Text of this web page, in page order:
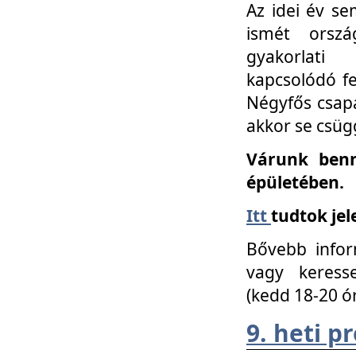
Az idei év
ismét
gyakorlati
kapcsolódó
Négyfős
akkor se
Várunk
épületében.
Itttudtok
Bővebb
vagy
(kedd 18-20
9. heti